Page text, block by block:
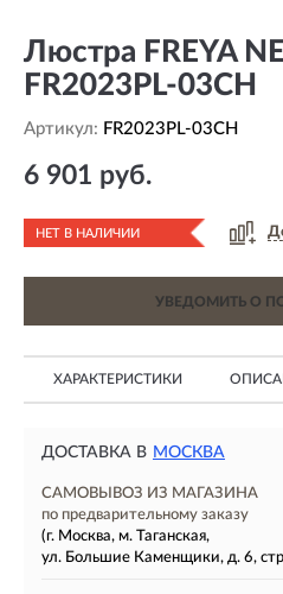
Люстра FREYA
FR2023PL-03CH
Артикул: FR2023PL-03CH
6 901 руб.
НЕТ В НАЛИЧИИ
УВЕДОМИТЬ О
ХАРАКТЕРИСТИКИ
ДОСТАВКА В МОСКВА
САМОВЫВОЗ ИЗ МАГАЗИНА
по предварительному заказу
(г. Москва, м. Таганская,
ул. Большие Каменщики, д. 6,